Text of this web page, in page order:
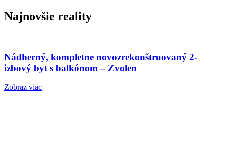
Najnovšie reality
Nádherný, kompletne novozrekonštruovaný 2-
izbový byt s balkónom – Zvolen
Zobraz viac